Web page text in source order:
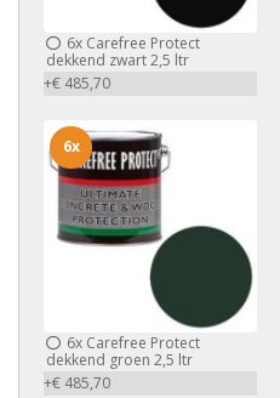
6x Carefree Protect
dekkend zwart 2,5 ltr
+€ 485,70
6x Carefree Protect
dekkend groen 2,5 ltr
+€ 485,70
6x